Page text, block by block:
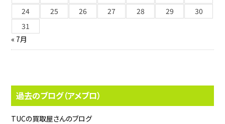
24
25 26 27 28 29
30
31
« 7月
過去のブログ（アメブロ）
TUCの買取屋さんのブログ